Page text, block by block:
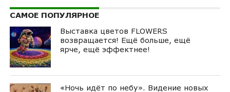
САМОЕ ПОПУЛЯРНОЕ
Выставка цветов FLOWERS
возвращается! Ещё больше, ещё
ярче, ещё эффектнее!
«Ночь идёт по небу». Видение новых